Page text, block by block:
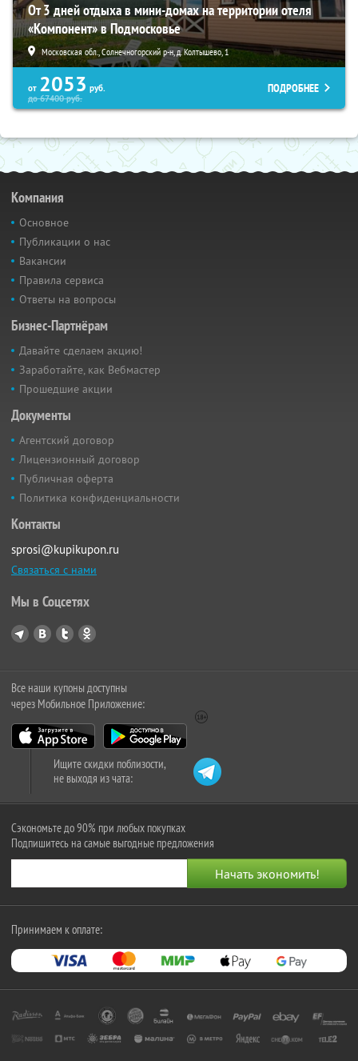
От 3 дней отдыха в мини-домах на территории отеля
«Компонент» в Подмосковье
Московская обл., Солнечногорский р-н, д. Колтышево, 1
от 2053 руб.
до67400руб.
ПОДРОБНЕЕ
Компания
Основное
Публикации о нас
Вакансии
Правила сервиса
Ответы на вопросы
Бизнес-Партнёрам
Давайте сделаем акцию!
Заработайте, как Вебмастер
Прошедшие акции
Документы
Агентский договор
Лицензионный договор
Публичная оферта
Политика конфиденциальности
Контакты
sprosi@kupikupon.ru
Связаться с нами
Мы в Соцсетях
Все наши купоны доступны
через Мобильное Приложение:
Ищите скидки поблизости,
не выходя из чата:
Сэкономьте до 90% при любых покупках
Подпишитесь на самые выгодные предложения
Принимаем к оплате: